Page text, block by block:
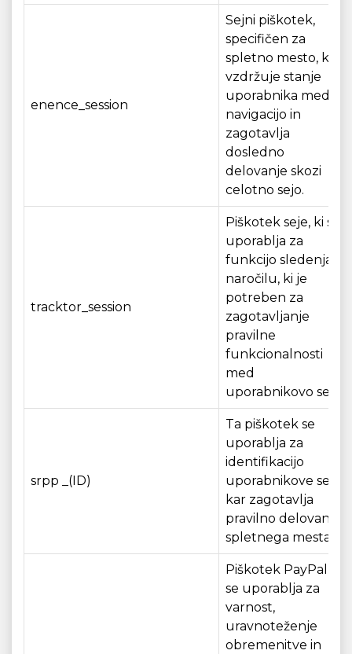
enence_session
Sejni piškotek,
specifičen za
spletno mesto, ki
vzdržuje stanje
uporabnika med
navigacijo in
zagotavlja
dosledno
delovanje skozi
celotno sejo.
tracktor_session
Piškotek seje, ki se
uporablja za
funkcijo sledenja
naročilu, ki je
potreben za
zagotavljanje
pravilne
funkcionalnosti
med
uporabnikovo sejo.
srpp _(ID)
Ta piškotek se
uporablja za
identifikacijo
uporabnikove seje,
kar zagotavlja
pravilno delovanje
spletnega mesta.
Piškotek PayPal, ki
se uporablja za
varnost,
uravnoteženje
obremenitve in